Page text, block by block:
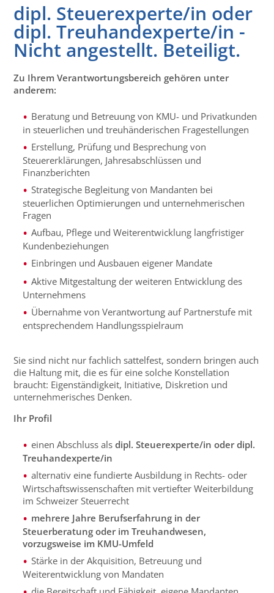
dipl. Steuerexperte/in oder
dipl. Treuhandexperte/in -
Nicht angestellt. Beteiligt.
Zu Ihrem Verantwortungsbereich gehören unter
anderem:
Beratung und Betreuung von KMU- und Privatkunden
in steuerlichen und treuhänderischen Fragestellungen
Erstellung, Prüfung und Besprechung von
Steuererklärungen, Jahresabschlüssen und
Finanzberichten
Strategische Begleitung von Mandanten bei
steuerlichen Optimierungen und unternehmerischen
Fragen
Aufbau, Pflege und Weiterentwicklung langfristiger
Kundenbeziehungen
Einbringen und Ausbauen eigener Mandate
Aktive Mitgestaltung der weiteren Entwicklung des
Unternehmens
Übernahme von Verantwortung auf Partnerstufe mit
entsprechendem Handlungsspielraum
Sie sind nicht nur fachlich sattelfest, sondern bringen auch
die Haltung mit, die es für eine solche Konstellation
braucht: Eigenständigkeit, Initiative, Diskretion und
unternehmerisches Denken.
Ihr Profil
einen Abschluss alsdipl. Steuerexperte/in oder dipl.
Treuhandexperte/in
alternativ eine fundierte Ausbildung in Rechts- oder
Wirtschaftswissenschaften mit vertiefter Weiterbildung
im Schweizer Steuerrecht
mehrere Jahre Berufserfahrung in der
Steuerberatung oder im Treuhandwesen,
vorzugsweise im KMU-Umfeld
Stärke in der Akquisition, Betreuung und
Weiterentwicklung von Mandaten